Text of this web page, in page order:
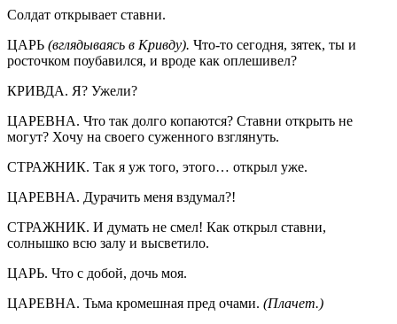
Солдат открывает ставни.
ЦАРЬ (вглядываясь в Кривду). Что-то сегодня, зятек, ты и
росточком поубавился, и вроде как оплешивел?
КРИВДА. Я? Ужели?
ЦАРЕВНА. Что так долго копаются? Ставни открыть не
могут? Хочу на своего суженного взглянуть.
СТРАЖНИК. Так я уж того, этого… открыл уже.
ЦАРЕВНА. Дурачить меня вздумал?!
СТРАЖНИК. И думать не смел! Как открыл ставни,
солнышко всю залу и высветило.
ЦАРЬ. Что с добой, дочь моя.
ЦАРЕВНА. Тьма кромешная пред очами. (Плачет.)